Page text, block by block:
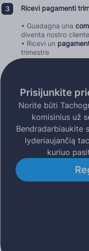
Ricevi pagamenti
• Guadagna una
diventa nostro cliente
• Ricevi un
trimestre
Prisijunkite
Norite būti
komisinius už
Bendradarbiaukite
lyderiaujančią
kuriuo